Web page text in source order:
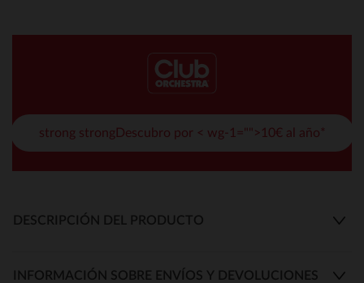
strong strongDescubro por < wg-1="">10€ al año*
DESCRIPCIÓN DEL PRODUCTO
INFORMACIÓN SOBRE ENVÍOS Y DEVOLUCIONES